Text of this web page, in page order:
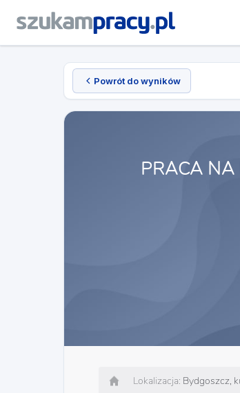
Powrót do wyników
PRACA
Lokalizacja: Bydgoszcz,